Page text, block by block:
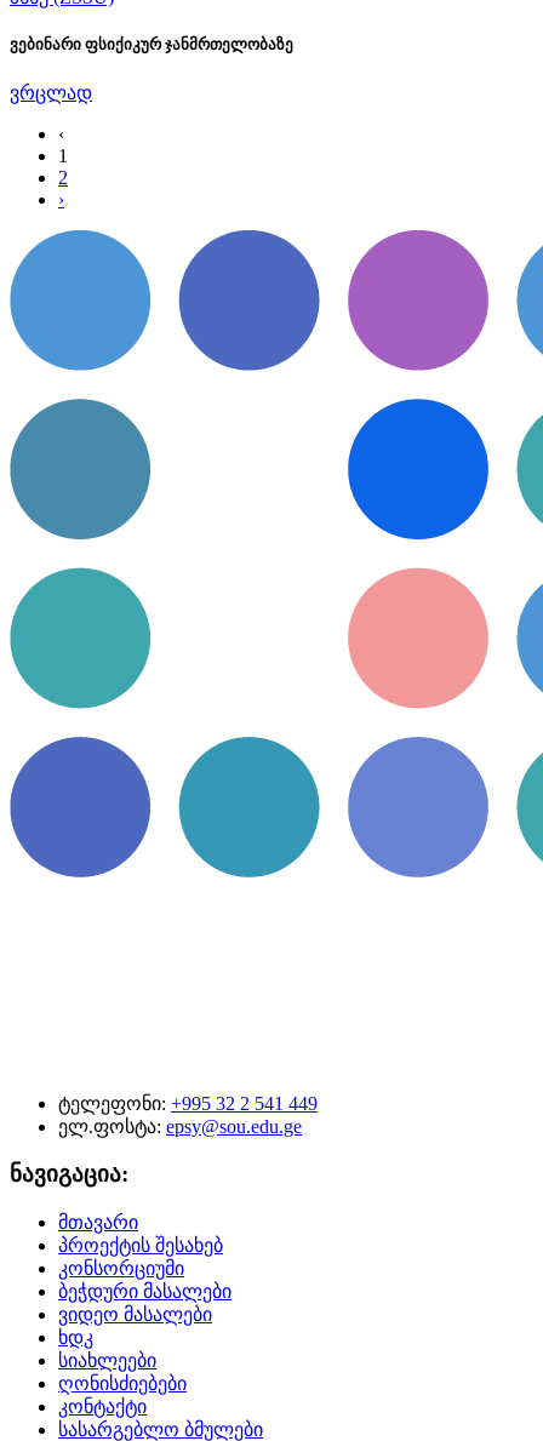
ვებინარი ფსიქიკურ ჯანმრთელობაზე
ვრცლად
‹
1
2
›
ტელეფონი: +995 32 2 541 449
ელ.ფოსტა: epsy@sou.edu.ge
ნავიგაცია:
მთავარი
პროექტის შესახებ
კონსორციუმი
ბეჭდური მასალები
ვიდეო მასალები
ხდკ
სიახლეები
ღონისძიებები
კონტაქტი
სასარგებლო ბმულები